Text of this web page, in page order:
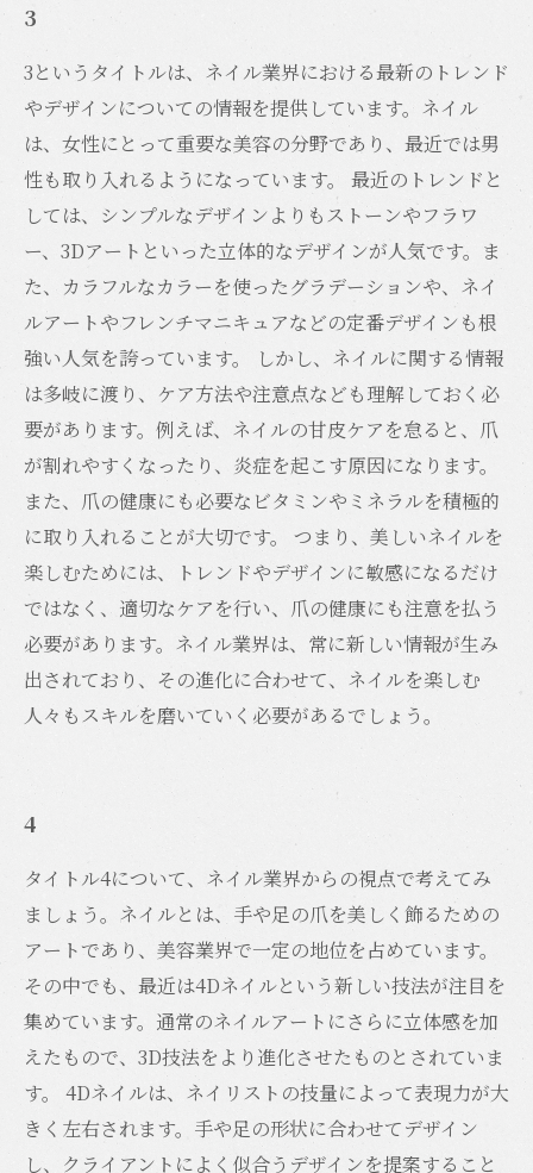
3
3というタイトルは、ネイル業界における最新のトレンド
やデザインについての情報を提供しています。ネイル
は、女性にとって重要な美容の分野であり、最近では男
性も取り入れるようになっています。 最近のトレンドと
しては、シンプルなデザインよりもストーンやフラワ
ー、3Dアートといった立体的なデザインが人気です。ま
た、カラフルなカラーを使ったグラデーションや、ネイ
ルアートやフレンチマニキュアなどの定番デザインも根
強い人気を誇っています。 しかし、ネイルに関する情報
は多岐に渡り、ケア方法や注意点なども理解しておく必
要があります。例えば、ネイルの甘皮ケアを怠ると、爪
が割れやすくなったり、炎症を起こす原因になります。
また、爪の健康にも必要なビタミンやミネラルを積極的
に取り入れることが大切です。 つまり、美しいネイルを
楽しむためには、トレンドやデザインに敏感になるだけ
ではなく、適切なケアを行い、爪の健康にも注意を払う
必要があります。ネイル業界は、常に新しい情報が生み
出されており、その進化に合わせて、ネイルを楽しむ
人々もスキルを磨いていく必要があるでしょう。
4
タイトル4について、ネイル業界からの視点で考えてみ
ましょう。ネイルとは、手や足の爪を美しく飾るための
アートであり、美容業界で一定の地位を占めています。
その中でも、最近は4Dネイルという新しい技法が注目を
集めています。通常のネイルアートにさらに立体感を加
えたもので、3D技法をより進化させたものとされていま
す。 4Dネイルは、ネイリストの技量によって表現力が大
きく左右されます。手や足の形状に合わせてデザイン
し、クライアントによく似合うデザインを提案すること